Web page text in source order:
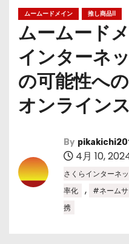
ムームードメイン 推し商品II
ムームード
インターネ
の可能性へ
オンライン
By
4月 10,
さくらインターネ
率化
, #ネーム
携